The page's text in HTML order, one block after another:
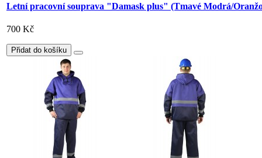
Letní pracovní souprava "Damask plus" (Tmavé Modrá/
700 Kč
Přidat do košíku